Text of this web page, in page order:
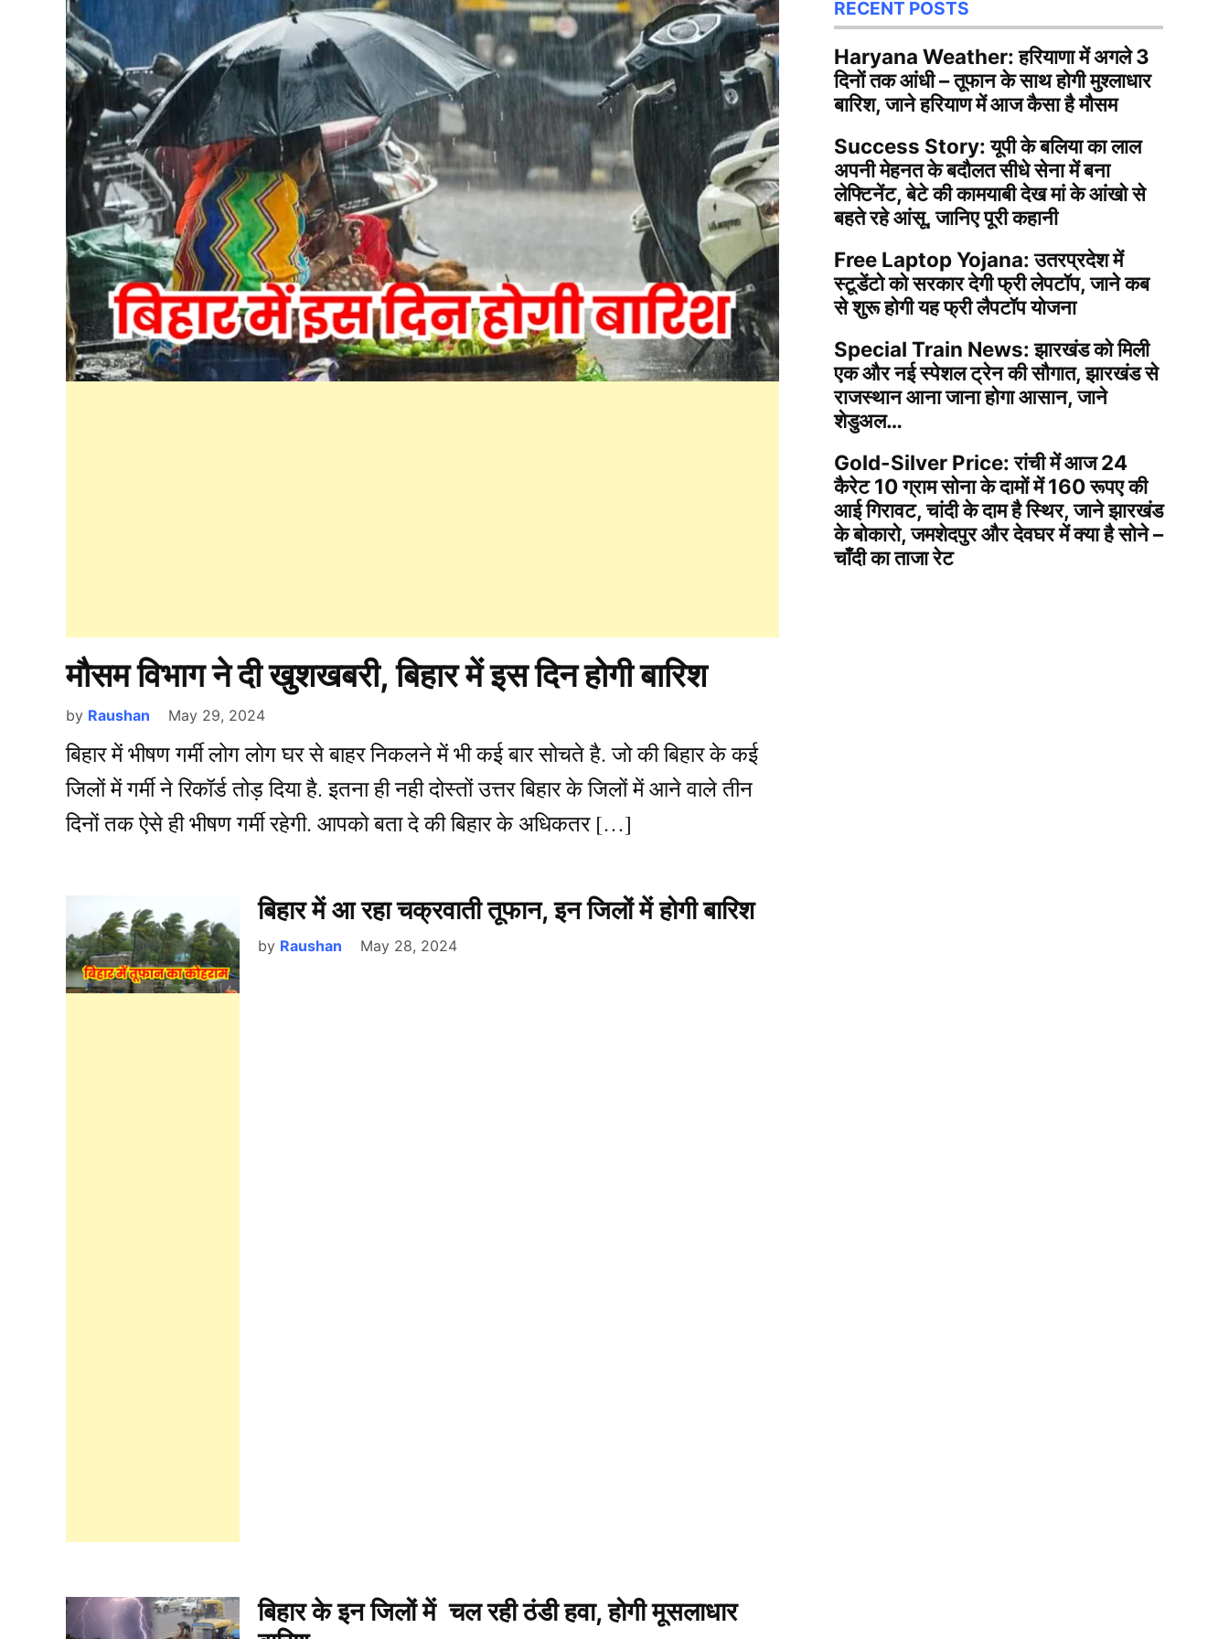
मौसम विभाग ने दी खुशखबरी, बिहार में इस दिन होगी बारिश
by Raushan May 29, 2024
बिहार में भीषण गर्मी लोग लोग घर से बाहर निकलने में भी कई बार सोचते है. जो की बिहार के कई
जिलों में गर्मी ने रिकॉर्ड तोड़ दिया है. इतना ही नही दोस्तों उत्तर बिहार के जिलों में आने वाले तीन
दिनों तक ऐसे ही भीषण गर्मी रहेगी. आपको बता दे की बिहार के अधिकतर […]
बिहार में आ रहा चक्रवाती तूफान, इन जिलों में होगी बारिश
by Raushan May 28, 2024
बिहार के इन जिलों में चल रही ठंडी हवा, होगी मूसलाधार
RECENT POSTS
Haryana Weather: हरियाणा में अगले 3
दिनों तक आंधी – तूफान के साथ होगी मुश्लाधार
बारिश, जाने हरियाण में आज कैसा है मौसम
Success Story: यूपी के बलिया का लाल
अपनी मेहनत के बदौलत सीधे सेना में बना
लेफ्टिनेंट, बेटे की कामयाबी देख मां के आंखो से
बहते रहे आंसू, जानिए पूरी कहानी
Free Laptop Yojana: उतरप्रदेश में
स्टूडेंटो को सरकार देगी फ्री लेपटॉप, जाने कब
से शुरू होगी यह फ्री लैपटॉप योजना
Special Train News: झारखंड को मिली
एक और नई स्पेशल ट्रेन की सौगात, झारखंड से
राजस्थान आना जाना होगा आसान, जाने
शेडुअल…
Gold-Silver Price: रांची में आज 24
कैरेट 10 ग्राम सोना के दामों में 160 रूपए की
आई गिरावट, चांदी के दाम है स्थिर, जाने झारखंड
के बोकारो, जमशेदपुर और देवघर में क्या है सोने –
चाँदी का ताजा रेट